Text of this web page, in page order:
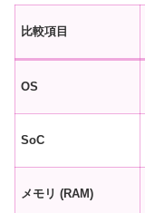
比較項目
OS
SoC
メモリ (RAM)